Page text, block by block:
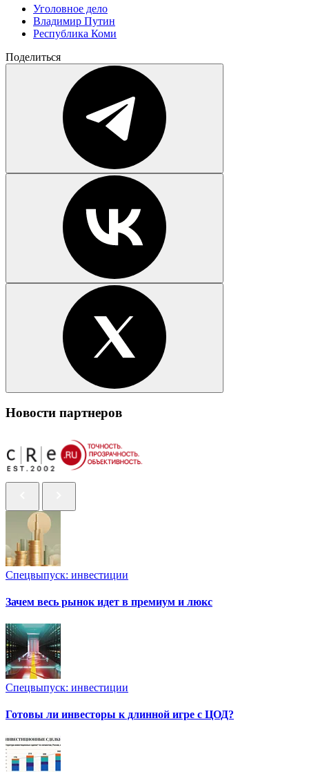
Уголовное дело
Владимир Путин
Республика Коми
Поделиться
Новости партнеров
Спецвыпуск: инвестиции
Зачем весь рынок идет в премиум и люкс
Спецвыпуск: инвестиции
Готовы ли инвесторы к длинной игре с ЦОД?